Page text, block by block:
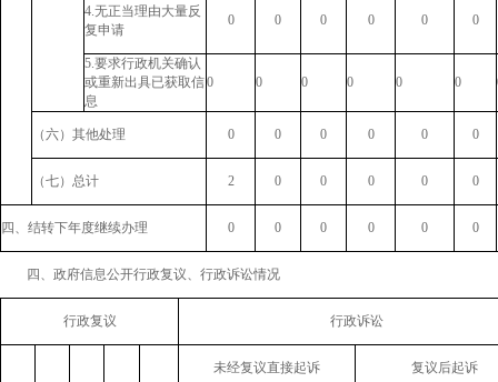
4.无正当理由大量反
复申请
0 0 0 0 0 0
5.要求行政机关确认
或重新出具已获取信
息
0 0 0 0 0 0
（六）其他处理 0 0 0 0 0 0
（七）总计 2 0 0 0 0 0
四、结转下年度继续办理 0 0 0 0 0 0
四、政府信息公开行政复议、行政诉讼情况
行政复议 行政诉讼
未经复议直接起诉 复议后起诉